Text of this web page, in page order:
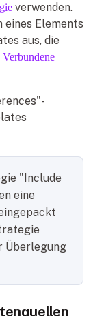
verwenden.
eines Elements
aus, die
Verbundene
"Include
eine
Überlegung